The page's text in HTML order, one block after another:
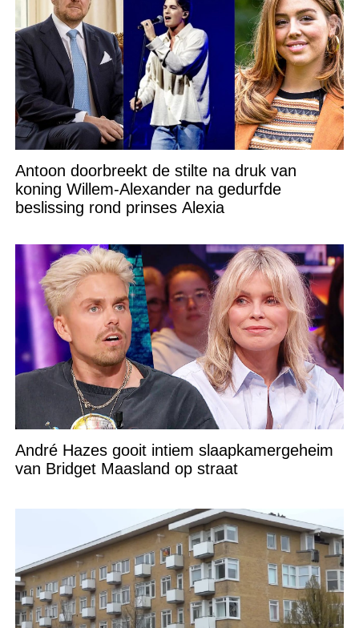
Antoon doorbreekt de stilte na druk van
koning Willem-Alexander na gedurfde
beslissing rond prinses Alexia
André Hazes gooit intiem slaapkamergeheim
van Bridget Maasland op straat